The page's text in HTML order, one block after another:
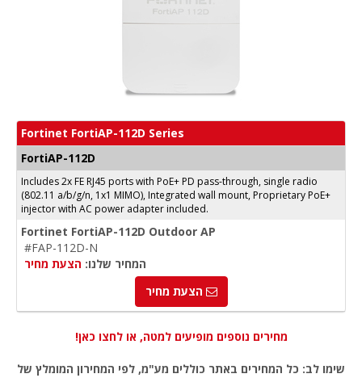
Fortinet FortiAP-112D Series
FortiAP-112D
Includes 2x FE RJ45 ports with PoE+ PD pass-through, single radio
(802.11 a/b/g/n, 1x1 MIMO), Integrated wall mount, Proprietary PoE+
injector with AC power adapter included.
Fortinet FortiAP-112D Outdoor AP
#FAP-112D-N
המחיר שלנו: הצעת מחיר
הצעת מחיר
מחירים נוספים מופיעים למטה, או לחצו כאן!
שימו לב: כל המחירים באתר כוללים מע"מ, לפי המחירון המומלץ של